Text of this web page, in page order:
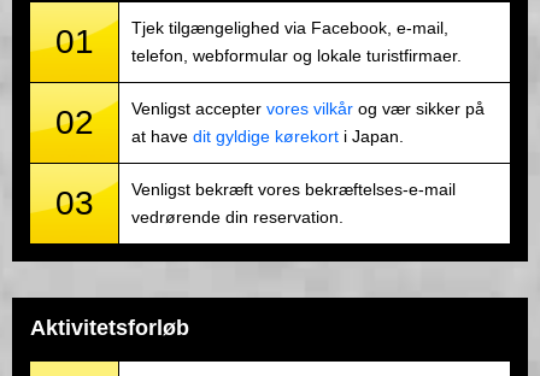
01
Tjek tilgængelighed via Facebook, e-mail,
telefon, webformular og lokale turistfirmaer.
02 Venligst accepter vores vilkår og vær sikker på
at have dit gyldige kørekort i Japan.
03
Venligst bekræft vores bekræftelses-e-mail
vedrørende din reservation.
Aktivitetsforløb